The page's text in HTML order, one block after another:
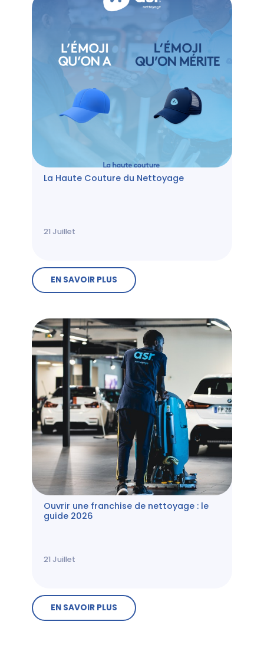
La Haute Couture du Nettoyage
21 Juillet
EN SAVOIR PLUS
Ouvrir une franchise de nettoyage : le
guide 2026
21 Juillet
EN SAVOIR PLUS